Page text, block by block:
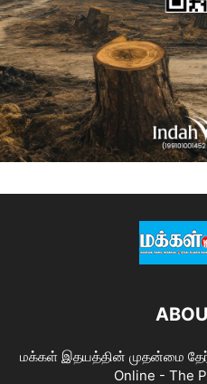
மக்கள் இதயத்தின் முதன்மை
Online - The